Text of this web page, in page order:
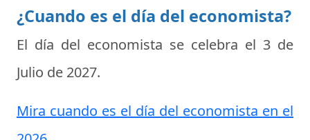
¿Cuando es el día del economista?
El día del economista se celebra el 3 de
Julio de 2027.
Mira cuando es el día del economista en el